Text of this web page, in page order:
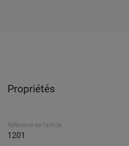
Propriétés
Référence de l'article
1201